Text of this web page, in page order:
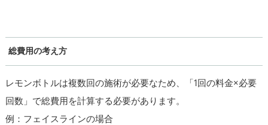
総費用の考え方
レモンボトルは複数回の施術が必要なため、「1回の料金×必要
回数」で総費用を計算する必要があります。
例：フェイスラインの場合